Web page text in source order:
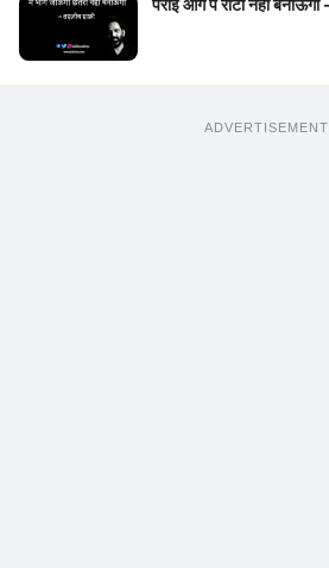
ADVERTISEMENT